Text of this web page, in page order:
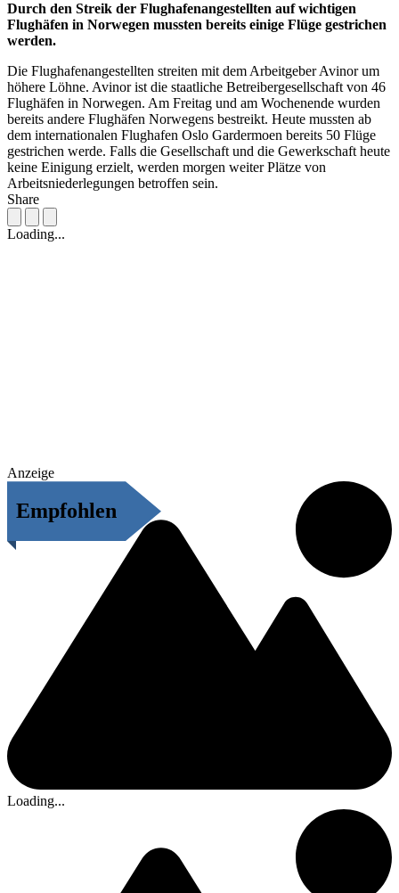
Durch den Streik der Flughafenangestellten auf wichtigen
Flughäfen in Norwegen mussten bereits einige Flüge gestrichen
werden.
Die Flughafenangestellten streiten mit dem Arbeitgeber Avinor um
höhere Löhne. Avinor ist die staatliche Betreibergesellschaft von 46
Flughäfen in Norwegen. Am Freitag und am Wochenende wurden
bereits andere Flughäfen Norwegens bestreikt. Heute mussten ab
dem internationalen Flughafen Oslo Gardermoen bereits 50 Flüge
gestrichen werde. Falls die Gesellschaft und die Gewerkschaft heute
keine Einigung erzielt, werden morgen weiter Plätze von
Arbeitsniederlegungen betroffen sein.
Share
Loading...
Anzeige
Empfohlen
Loading...